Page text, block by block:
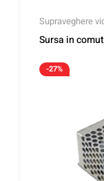
Supraveghere
Sursa in
-27%